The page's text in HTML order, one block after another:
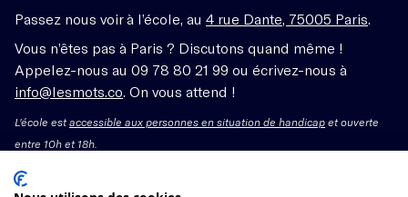
Passez nous voir à l’école, au 4 rue Dante, 75005 Paris.
Vous n’êtes pas à Paris ? Discutons quand même !
Appelez-nous au 09 78 80 21 99 ou écrivez-nous à
info@lesmots.co. On vous attend !
L'école estaccessible aux personnes en situation de handicap et ouverte
entre 10h et 18h.